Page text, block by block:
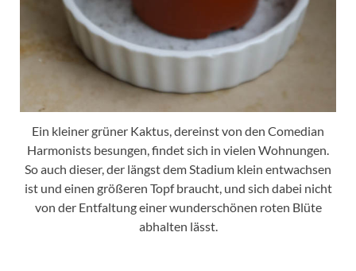
Ein kleiner grüner Kaktus, dereinst von den Comedian
Harmonists besungen, findet sich in vielen Wohnungen.
So auch dieser, der längst dem Stadium klein entwachsen
ist und einen größeren Topf braucht, und sich dabei nicht
von der Entfaltung einer wunderschönen roten Blüte
abhalten lässt.